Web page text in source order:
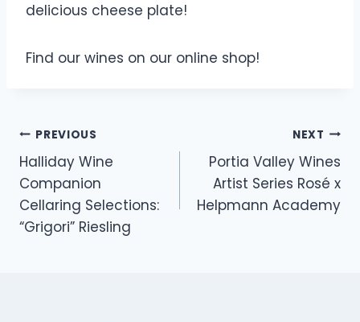
delicious cheese plate!
Find our wines on our online shop!
PREVIOUS
Halliday Wine
Companion
Cellaring Selections:
“Grigori” Riesling
NEXT
Portia Valley Wines
Artist Series Rosé x
Helpmann Academy